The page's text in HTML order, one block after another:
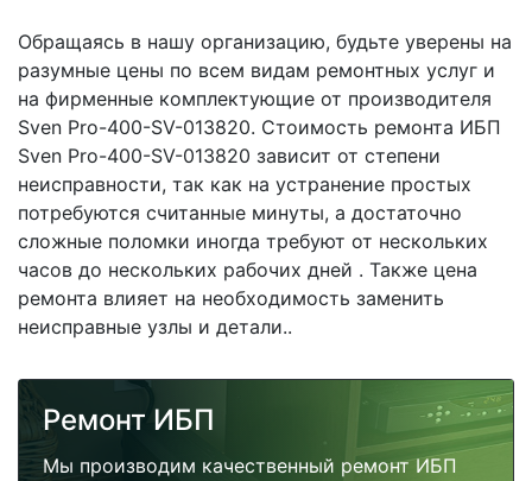
Обращаясь в нашу организацию, будьте уверены на
разумные цены по всем видам ремонтных услуг и
на фирменные комплектующие от производителя
Sven Pro-400-SV-013820. Стоимость ремонта ИБП
Sven Pro-400-SV-013820 зависит от степени
неисправности, так как на устранение простых
потребуются считанные минуты, а достаточно
сложные поломки иногда требуют от нескольких
часов до нескольких рабочих дней . Также цена
ремонта влияет на необходимость заменить
неисправные узлы и детали..
Ремонт ИБП
Мы производим качественный ремонт ИБП